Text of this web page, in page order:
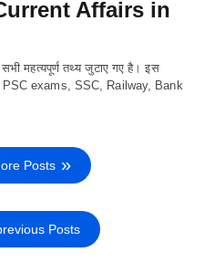
Affairs in
महत्यपूर्ण तथ्य जुटाए गए है। इस
exams, SSC, Railway, Bank
Posts
Posts